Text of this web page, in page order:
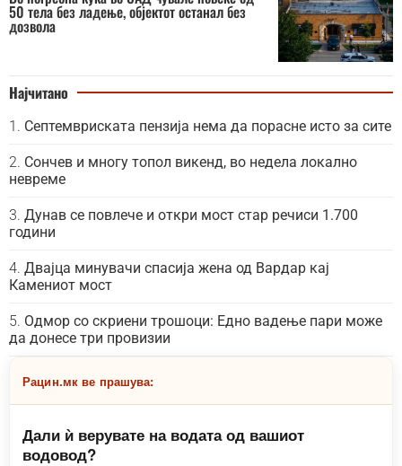
50 тела без ладење, објектот останал без
дозвола
Најчитано
Септемвриската пензија нема да порасне исто за сите
Сончев и многу топол викенд, во недела локално
невреме
Дунав се повлече и откри мост стар речиси 1.700
години
Двајца минувачи спасија жена од Вардар кај
Камениот мост
Одмор со скриени трошоци: Едно вадење пари може
да донесе три провизии
Рацин.мк ве прашува:
Дали ѝ верувате на водата од вашиот
водовод?